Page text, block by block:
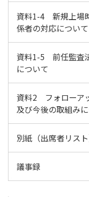
資料1-4 新規上場
係者の対応について
資料1-5 前任監査
について
資料2 フォローア
及び今後の取組み
別紙（出席者リスト
議事録